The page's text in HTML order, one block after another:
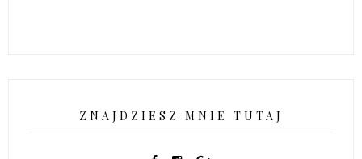
ZNAJDZIESZ MNIE TUTAJ